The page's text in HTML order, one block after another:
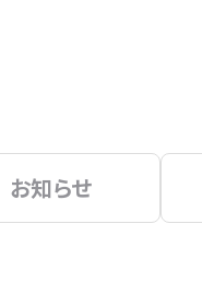
お知らせ